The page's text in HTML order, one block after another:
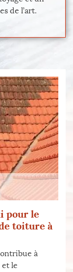
de l’art.
pour le
toiture à
à
le